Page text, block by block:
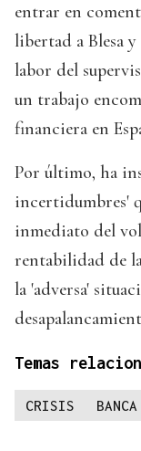
entrar en
libertad a Blesa
labor del
un trabajo
financiera en
Por último, ha
incertidumbres'
inmediato del
rentabilidad de
la 'adversa'
Temas
CRISIS BANCA